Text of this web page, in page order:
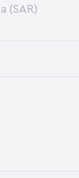
(SAR)